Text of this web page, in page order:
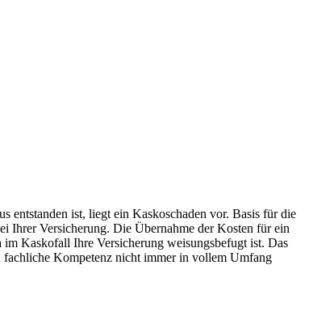
entstanden ist, liegt ein Kaskoschaden vor. Basis für die
Ihrer Versicherung. Die Übernahme der Kosten für ein
Kaskofall Ihre Versicherung weisungsbefugt ist. Das
fachliche Kompetenz nicht immer in vollem Umfang